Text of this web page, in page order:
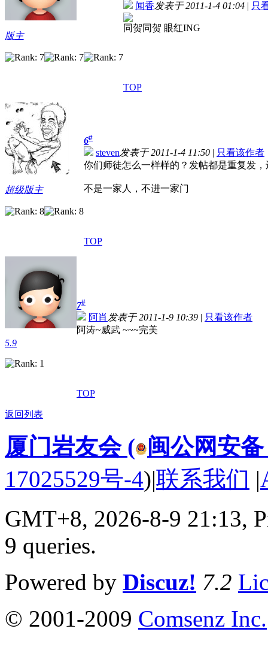
版主
闻香发表于 2011-1-4 01:04 | 只
同贺同贺 眼红ING
TOP
超级版主
6#
steven发表于 2011-1-4 11:50 | 只看该作者
你们师徒怎么一样样的？发帖都是重复发
不是一家人，不进一家门
TOP
5.9
7#
阿肖 发表于 2011-1-9 10:39 | 只看该作者
阿涛~威武 ~~~完美
TOP
返回列表
厦门岩友会 ( 闽公网安备
17025529号-4)|联系我们 |
GMT+8, 2026-8-9 21:13,
9 queries.
Powered by Discuz! 7.2
© 2001-2009 Comsenz Inc.